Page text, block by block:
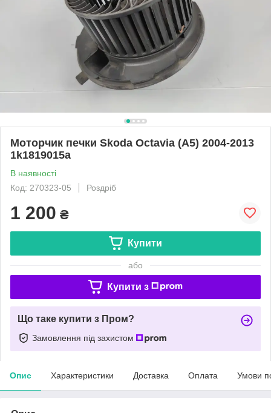
Моторчик печки Skoda Octavia (A5) 2004-2013
1k1819015a
В наявності
Код: 270323-05
Роздріб
1 200 ₴
Купити
або
Купити з
Що таке купити з Пром?
Замовлення під захистом
Опис Характеристики Доставка Оплата Умови